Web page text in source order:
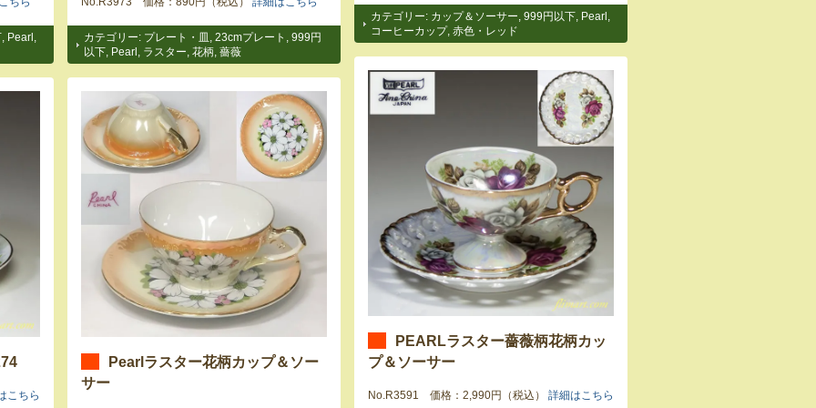
Pearl カテゴリー: プレート・皿 23cmプレート
999円
以下
Pearl ラスター 花柄 薔薇
カテゴリー: カップ＆ソーサー 999円以下 Pearl
コーヒーカップ, 赤色・レッド
PEARLラスター薔薇柄花柄カッ
プ＆ソーサー
No.R3591 価格：2,990円（税込） 詳細はこちら
こちら
Pearlラスター花柄カップ＆ソー
サー